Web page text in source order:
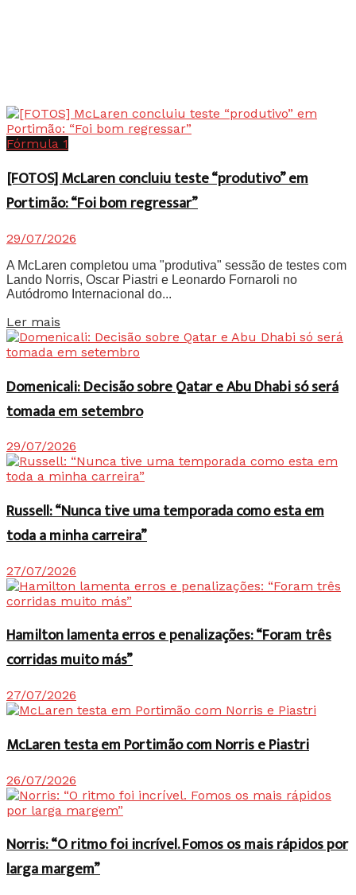
Fórmula 1
[FOTOS] McLaren concluiu teste “produtivo” em
Portimão: “Foi bom regressar”
29/07/2026
A McLaren completou uma "produtiva" sessão de testes com
Lando Norris, Oscar Piastri e Leonardo Fornaroli no
Autódromo Internacional do...
Ler mais
Domenicali: Decisão sobre Qatar e Abu Dhabi só será
tomada em setembro
29/07/2026
Russell: “Nunca tive uma temporada como esta em
toda a minha carreira”
27/07/2026
Hamilton lamenta erros e penalizações: “Foram três
corridas muito más”
27/07/2026
McLaren testa em Portimão com Norris e Piastri
26/07/2026
Norris: “O ritmo foi incrível. Fomos os mais rápidos por
larga margem”